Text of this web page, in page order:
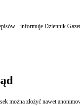
- informuje Dziennik
w sytuację dziecka do sądu rodzinnego.